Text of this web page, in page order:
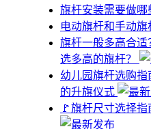
旗杆安装需要做哪
电动旗杆和手动旗
旗杆一般多高合适
选多高的旗杆？
幼儿园旗杆选购指
的升旗仪式
🚩旗杆尺寸选择